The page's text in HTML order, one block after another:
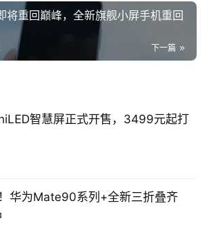
将重回巅峰，全新旗舰小屏手机重回
下一篇
智慧屏正式开售，3499元起打
华为Mate90系列+全新三折叠齐